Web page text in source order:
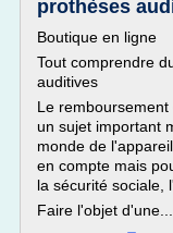
prothèses
Boutique en ligne
Tout comprendre
auditives
Le
un sujet important
monde de
en compte mais
la sécurité sociale,
Faire l'objet d'une...